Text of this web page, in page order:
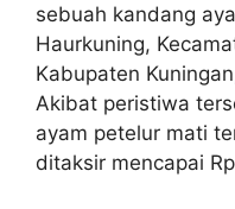
sebuah kandang
Haurkuning,
Kabupaten
Akibat peristiwa
ayam petelur mati
ditaksir mencapai